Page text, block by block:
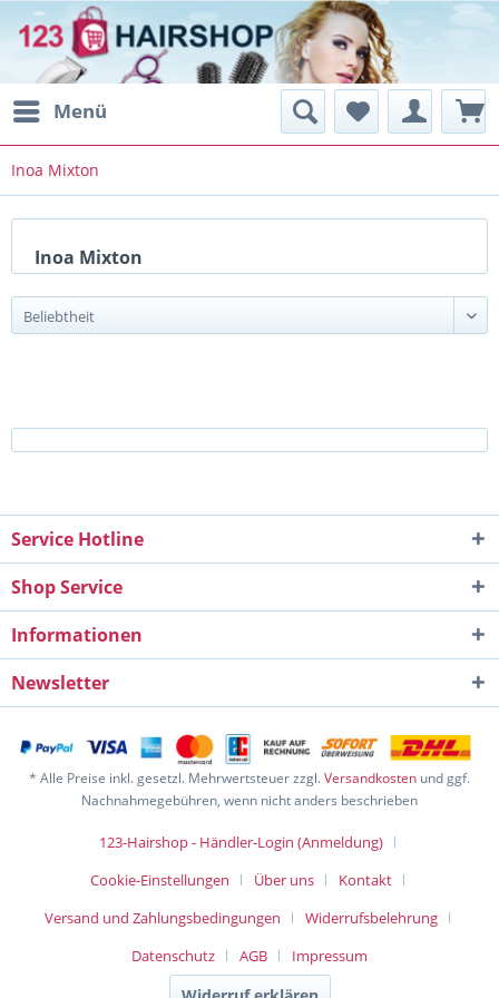
Menü
Inoa Mixton
Inoa Mixton
Service Hotline
Shop Service
Informationen
Newsletter
* Alle Preise inkl. gesetzl. Mehrwertsteuer zzgl.Versandkosten und ggf.
Nachnahmegebühren, wenn nicht anders beschrieben
123-Hairshop - Händler-Login (Anmeldung)
Cookie-Einstellungen
Über uns
Kontakt
Versand und Zahlungsbedingungen
Widerrufsbelehrung
Datenschutz
AGB Impressum